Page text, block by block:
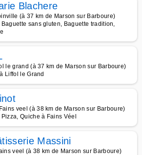
Blachere
(à 37 km de Marson sur Barboure)
sans gluten, Baguette tradition,
le grand (à 37 km de Marson sur Barboure)
Liffol le Grand
veel (à 38 km de Marson sur Barboure)
Quiche à Fains Véel
Massini
veel (à 38 km de Marson sur Barboure)